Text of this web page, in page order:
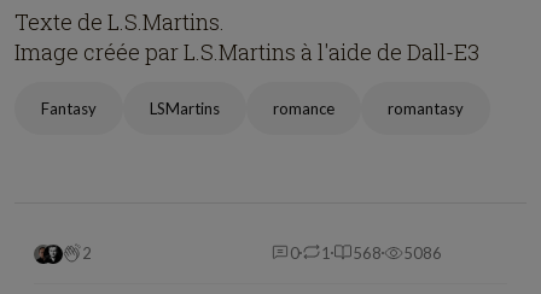
Texte de L.S.Martins.
Image créée par L.S.Martins à l'aide de Dall-E3
Fantasy LSMartins romance romantasy
2 0 1 568 5086